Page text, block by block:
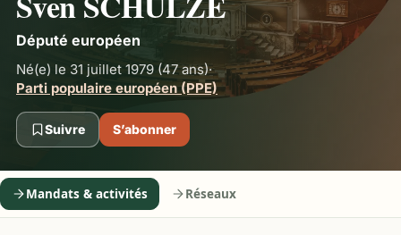
Député européen
Né(e) le 31 juillet 1979 (47 ans)·
Parti populaire européen (PPE)
Suivre S’abonner
Mandats & activités Réseaux